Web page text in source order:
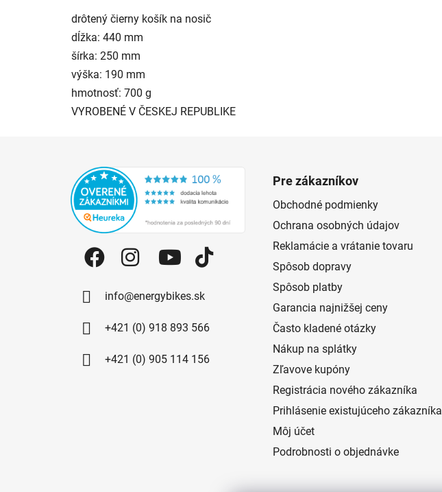
drôtený čierny košík na nosič
dĺžka: 440 mm
šírka: 250 mm
výška: 190 mm
hmotnosť: 700 g
VYROBENÉ V ČESKEJ REPUBLIKE
info@energybikes.sk
+421 (0) 918 893 566
+421 (0) 905 114 156
Pre zákazníkov
Obchodné podmienky
Ochrana osobných údajov
Reklamácie a vrátanie tovaru
Spôsob dopravy
Spôsob platby
Garancia najnižšej ceny
Často kladené otázky
Nákup na splátky
Zľavove kupóny
Registrácia nového zákazníka
Prihlásenie existujúceho zákazníka
Môj účet
Podrobnosti o objednávke